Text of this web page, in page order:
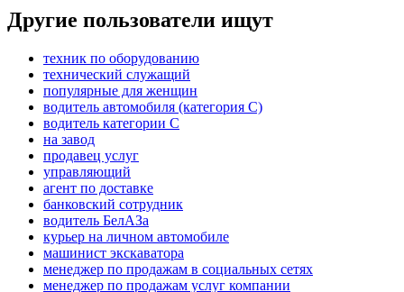
Другие пользователи ищут
техник по оборудованию
технический служащий
популярные для женщин
водитель автомобиля (категория C)
водитель категории C
на завод
продавец услуг
управляющий
агент по доставке
банковский сотрудник
водитель БелАЗа
курьер на личном автомобиле
машинист экскаватора
менеджер по продажам в социальных сетях
менеджер по продажам услуг компании